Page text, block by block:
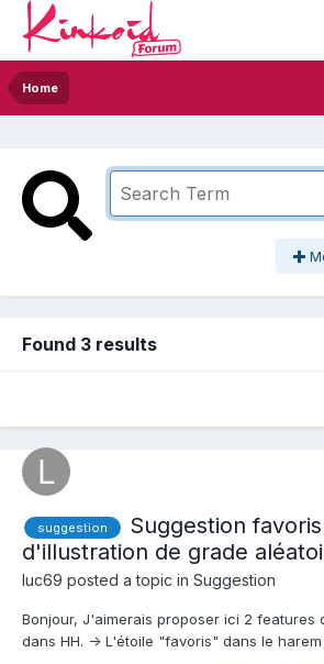
Home
Found 3 results
suggestion
Suggestion
d'illustration de grade
luc69 posted a topic in Suggestion
Bonjour, J'aimerais proposer ici 2 features
dans HH. -> L'étoile "favoris" dans le